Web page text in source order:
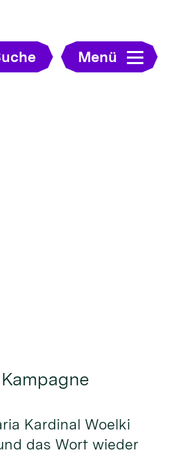
Menü
Kardinal Woelki
das Wort wieder